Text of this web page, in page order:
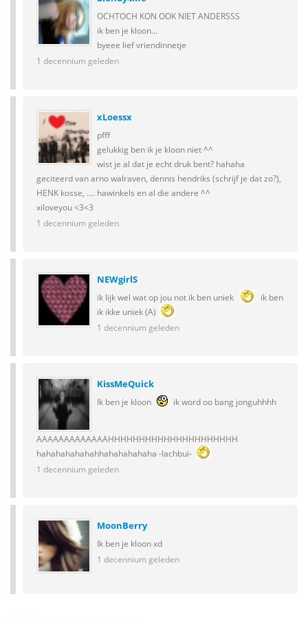
OCHTOCH KON OOK NIET ANDERSSS
ik ben je kloon...
byeee lief vriendinnetje
1 decennium geleden
xLoessx
pfff
gelukkig ben ik je kloon niet ^^
wist je al dat je echt druk bent? hahaha
geciteerd van arno walraven, dennis hendriks (schrijf je dat zo?),
HENK kosse, .... hawinkels en al die andere ^^
xiloveyou <3<3
1 decennium geleden
NEWgirlS
ik lijk wel wat op jou not ik ben uniek
ik ben
ik ikke uniek (A)
1 decennium geleden
KissMeQuick
Ik ben je kloon ik word oo bang jonguhhhh
AAAAAAAAAAAAAHHHHHHHHHHHHHHHHHHHHH
hahahahahahahhahahahahaha -lachbui-
1 decennium geleden
MoonBerry
Ik ben je kloon xd
1 decennium geleden